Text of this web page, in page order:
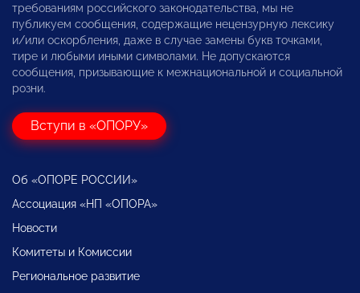
требованиям российского законодательства, мы не
публикуем сообщения, содержащие нецензурную лексику
и/или оскорбления, даже в случае замены букв точками,
тире и любыми иными символами. Не допускаются
сообщения, призывающие к межнациональной и социальной
розни.
Вступи в «ОПОРУ»
Об «ОПОРЕ РОССИИ»
Ассоциация «НП «ОПОРА»
Новости
Комитеты и Комиссии
Региональное развитие